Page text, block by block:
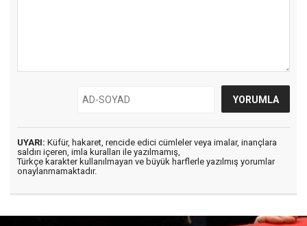
UYARI: Küfür, hakaret, rencide edici cümleler veya imalar, inançlara
saldırı içeren, imla kuralları ile yazılmamış,
Türkçe karakter kullanılmayan ve büyük harflerle yazılmış yorumlar
onaylanmamaktadır.